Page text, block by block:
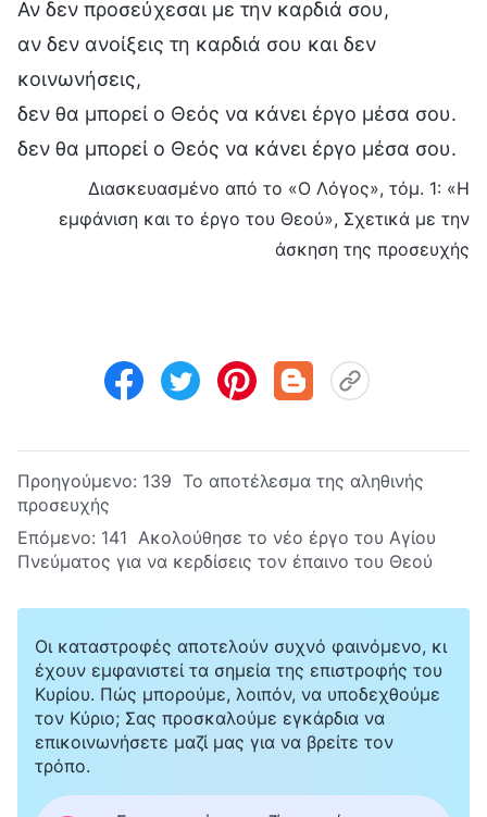
Αν δεν προσεύχεσαι με την καρδιά σου,
αν δεν ανοίξεις τη καρδιά σου και δεν
κοινωνήσεις,
δεν θα μπορεί ο Θεός να κάνει έργο μέσα σου.
δεν θα μπορεί ο Θεός να κάνει έργο μέσα σου.
Διασκευασμένο από το «Ο Λόγος», τόμ. 1: «Η
εμφάνιση και το έργο του Θεού», Σχετικά με την
άσκηση της προσευχής
Προηγούμενο: 139 Το αποτέλεσμα της αληθινής
προσευχής
Επόμενο: 141 Ακολούθησε το νέο έργο του Αγίου
Πνεύματος για να κερδίσεις τον έπαινο του Θεού
Οι καταστροφές αποτελούν συχνό φαινόμενο, κι
έχουν εμφανιστεί τα σημεία της επιστροφής του
Κυρίου. Πώς μπορούμε, λοιπόν, να υποδεχθούμε
τον Κύριο; Σας προσκαλούμε εγκάρδια να
επικοινωνήσετε μαζί μας για να βρείτε τον
τρόπο.